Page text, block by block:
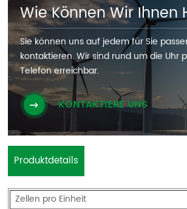
Wie Können Wir Ihnen
Sie können uns auf jedem für Sie
kontaktieren. Wir sind rund um die Uhr
Telefon erreichbar.
KONTAKTIERE UNS
Produktdetails
Zellen pro Einheit